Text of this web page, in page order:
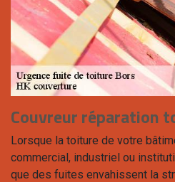
Couvreur réparation
Lorsque la toiture de votre
commercial, industriel ou
que des fuites envahissent la